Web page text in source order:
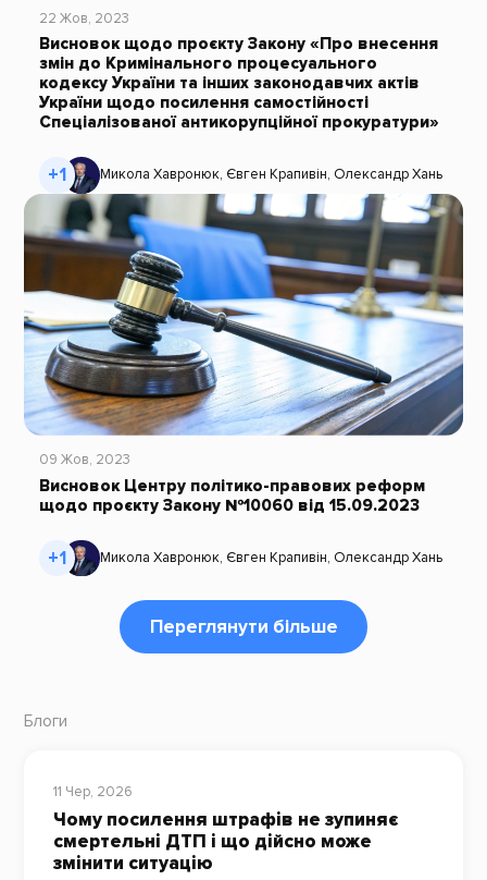
22 Жов, 2023
Висновок щодо проєкту Закону «Про внесення
змін до Кримінального процесуального
кодексу України та інших законодавчих актів
України щодо посилення самостійності
Спеціалізованої антикорупційної прокуратури»
+1 Микола Хавронюк, Євген Крапивін, Олександр Хань
09 Жов, 2023
Висновок Центру політико-правових реформ
щодо проєкту Закону №10060 від 15.09.2023
+1 Микола Хавронюк, Євген Крапивін, Олександр Хань
Переглянути більше
Блоги
11 Чер, 2026
Чому посилення штрафів не зупиняє
смертельні ДТП і що дійсно може
змінити ситуацію